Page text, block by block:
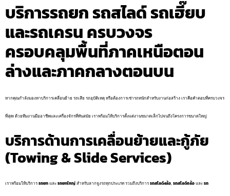
บริการรถยก รถสไลด์ รถเฮี๊ยบ
และรถเครน ครบวงจร
ครอบคลุมพื้นที่ภาคเหนือตอน
ล่างและภาคกลางตอนบน
หากคุณกำลังมองหาบริการเคลื่อนย้าย รถเสีย รถอุบัติเหตุ หรือต้องการเช่ารถหนักสำหรับงานก่อสร้าง เราคือคำตอบที่ครบวงจร
ที่สุด! ด้วยทีมงานมืออาชีพและเครื่องจักรที่ทันสมัย เราพร้อมให้บริการตั้งแต่งานขนาดเล็กไปจนถึงโครงการขนาดใหญ่
บริการด้านการเคลื่อนย้ายและกู้ภัย
(Towing & Slide Services)
เราพร้อมให้บริการรถยกและรถยกใหญ่สำหรับลากจูงรถทุกประเภท รวมถึงบริการรถสไลด์4ล้อ,รถสไลด์6ล้อและรถ